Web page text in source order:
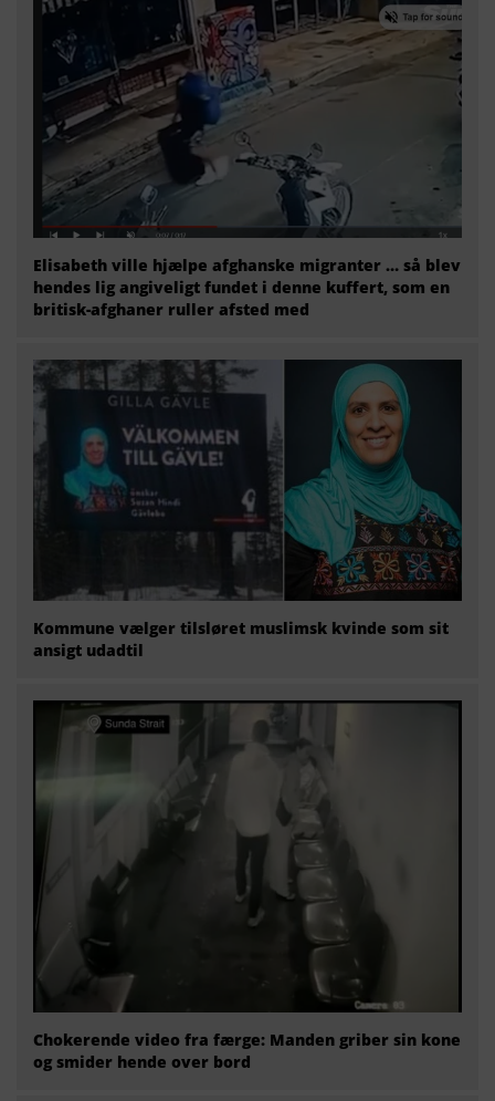
Elisabeth ville hjælpe afghanske migranter … så blev
hendes lig angiveligt fundet i denne kuffert, som en
britisk-afghaner ruller afsted med
Kommune vælger tilsløret muslimsk kvinde som sit
ansigt udadtil
Chokerende video fra færge: Manden griber sin kone
og smider hende over bord